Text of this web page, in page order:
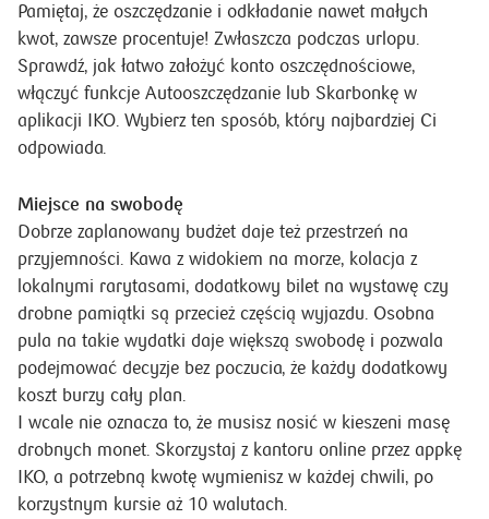
Pamiętaj, że oszczędzanie i odkładanie nawet małych
kwot, zawsze procentuje! Zwłaszcza podczas urlopu.
Sprawdź, jak łatwo założyć konto oszczędnościowe,
włączyć funkcje Autooszczędzanie lub Skarbonkę w
aplikacji IKO. Wybierz ten sposób, który najbardziej Ci
odpowiada.
Miejsce na swobodę
Dobrze zaplanowany budżet daje też przestrzeń na
przyjemności. Kawa z widokiem na morze, kolacja z
lokalnymi rarytasami, dodatkowy bilet na wystawę czy
drobne pamiątki są przecież częścią wyjazdu. Osobna
pula na takie wydatki daje większą swobodę i pozwala
podejmować decyzje bez poczucia, że każdy dodatkowy
koszt burzy cały plan.
I wcale nie oznacza to, że musisz nosić w kieszeni masę
drobnych monet. Skorzystaj z kantoru online przez appkę
IKO, a potrzebną kwotę wymienisz w każdej chwili, po
korzystnym kursie aż 10 walutach.